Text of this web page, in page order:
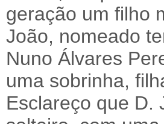
geração um filho
João, nomeado
Nuno Álvares
uma sobrinha,
Esclareço que D.